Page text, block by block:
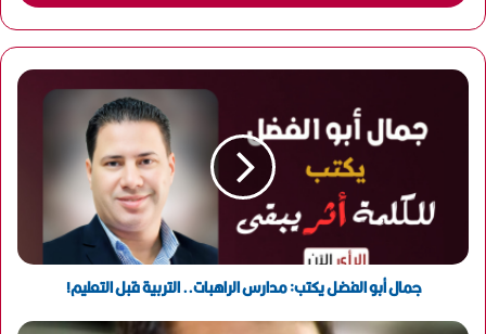
ر
ي
د
ر
ي
جمال أبو الفضل يكتب: مدارس الراهبات.. التربية قبل التعليم!